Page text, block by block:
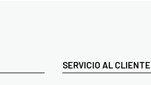
SERVICIO AL CLIENTE